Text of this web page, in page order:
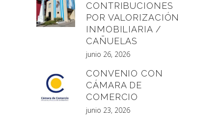
CONTRIBUCIONES
POR VALORIZACIÓN
INMOBILIARIA /
CAÑUELAS
junio 26, 2026
CONVENIO CON
CÁMARA DE
COMERCIO
junio 23, 2026